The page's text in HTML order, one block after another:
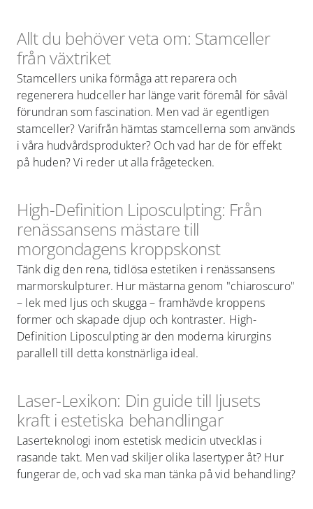
Allt du behöver veta om: Stamceller
från växtriket
Stamcellers unika förmåga att reparera och
regenerera hudceller har länge varit föremål för såväl
förundran som fascination. Men vad är egentligen
stamceller? Varifrån hämtas stamcellerna som används
i våra hudvårdsprodukter? Och vad har de för effekt
på huden? Vi reder ut alla frågetecken.
High-Definition Liposculpting: Från
renässansens mästare till
morgondagens kroppskonst
Tänk dig den rena, tidlösa estetiken i renässansens
marmorskulpturer. Hur mästarna genom "chiaroscuro"
– lek med ljus och skugga – framhävde kroppens
former och skapade djup och kontraster. High-
Definition Liposculpting är den moderna kirurgins
parallell till detta konstnärliga ideal.
Laser-Lexikon: Din guide till ljusets
kraft i estetiska behandlingar
Laserteknologi inom estetisk medicin utvecklas i
rasande takt. Men vad skiljer olika lasertyper åt? Hur
fungerar de, och vad ska man tänka på vid behandling?